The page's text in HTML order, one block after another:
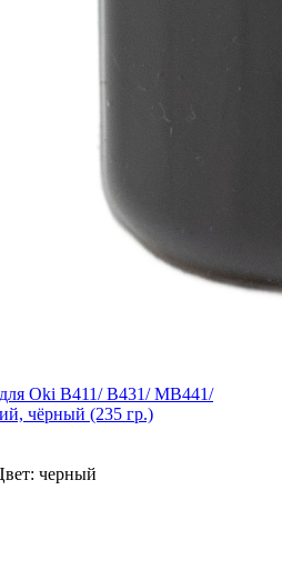
Oki B411/ B431/ MB441/
чёрный (235 гр.)
черный